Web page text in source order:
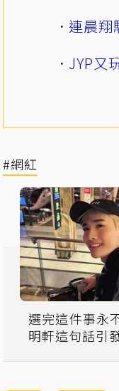
連晨
JYP又
#網紅
選完這件事永
明軒這句話引